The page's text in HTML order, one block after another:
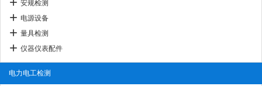
安规检测
电源设备
量具检测
仪器仪表配件
电力电工检测